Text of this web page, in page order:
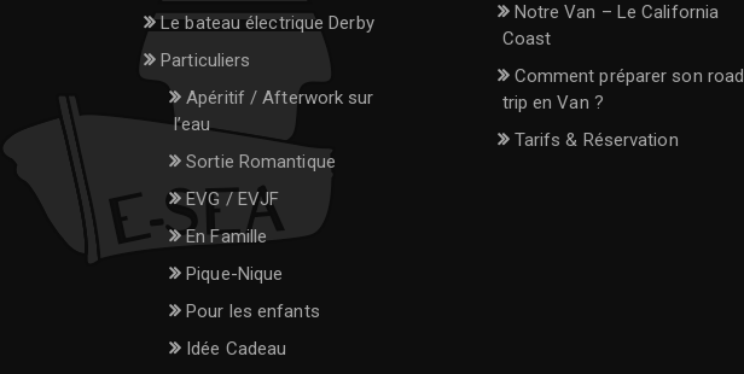
Le bateau électrique Derby
Particuliers
Apéritif / Afterwork sur
l’eau
Sortie Romantique
EVG / EVJF
En Famille
Pique-Nique
Pour les enfants
Idée Cadeau
Notre Van – Le California
Coast
Comment préparer son road
trip en Van ?
Tarifs & Réservation